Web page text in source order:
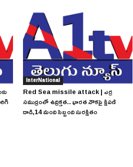
InterNational
Red Sea missile attack | ఎర్ర
సముద్రంలో ఉద్రిక్తత.. భారత నౌకపై క్షిపణి
దాడి,14 మంది సిబ్బంది సురక్షితం